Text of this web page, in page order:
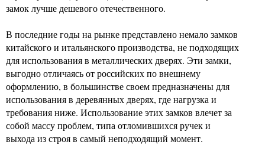
замок лучше дешевого отечественного.
В последние годы на рынке представлено немало замков
китайского и итальянского производства, не подходящих
для использования в металлических дверях. Эти замки,
выгодно отличаясь от российских по внешнему
оформлению, в большинстве своем предназначены для
использования в деревянных дверях, где нагрузка и
требования ниже. Использование этих замков влечет за
собой массу проблем, типа отломившихся ручек и
выхода из строя в самый неподходящий момент.